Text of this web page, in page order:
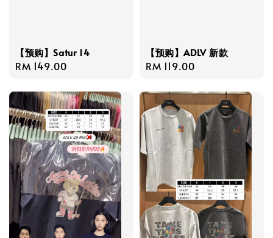
【预购】Satur 14
Regular
RM 149.00
【预购】ADLV 新款
Regular
RM 119.00